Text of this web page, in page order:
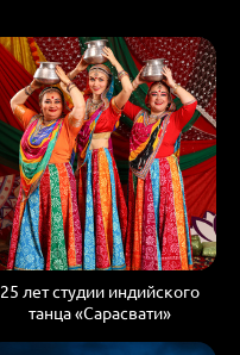
25 лет студии индийского
танца «Сарасвати»